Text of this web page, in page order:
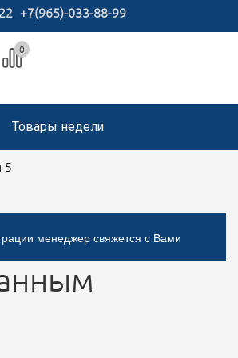
+7(965)-033-88-99
0
Товары недели
5
менеджер свяжется с Вами